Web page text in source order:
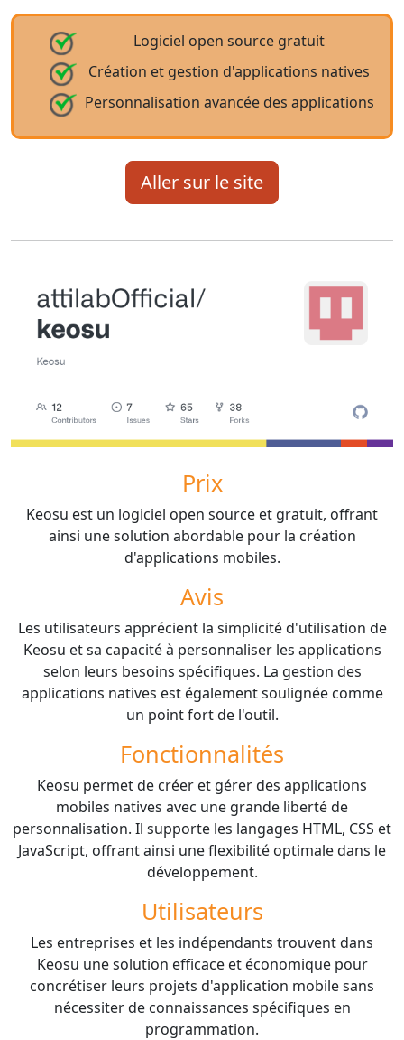
Logiciel open source gratuit
Création et gestion d'applications natives
Personnalisation avancée des applications
Aller sur le site
Prix
Keosu est un logiciel open source et gratuit, offrant
ainsi une solution abordable pour la création
d'applications mobiles.
Avis
Les utilisateurs apprécient la simplicité d'utilisation de
Keosu et sa capacité à personnaliser les applications
selon leurs besoins spécifiques. La gestion des
applications natives est également soulignée comme
un point fort de l'outil.
Fonctionnalités
Keosu permet de créer et gérer des applications
mobiles natives avec une grande liberté de
personnalisation. Il supporte les langages HTML, CSS et
JavaScript, offrant ainsi une flexibilité optimale dans le
développement.
Utilisateurs
Les entreprises et les indépendants trouvent dans
Keosu une solution efficace et économique pour
concrétiser leurs projets d'application mobile sans
nécessiter de connaissances spécifiques en
programmation.